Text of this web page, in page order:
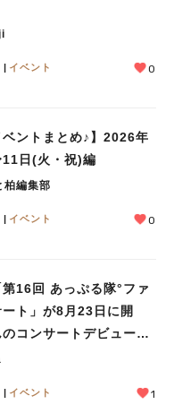
イベント 0
ベントまとめ♪】2026年
日(火・祝)編
柏編集部
イベント 0
第16回 あっぷる隊°ファ
ート」が8月23日に開
コンサートデビューに
イベント 1